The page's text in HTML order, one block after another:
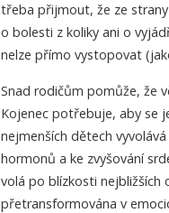
třeba přijmout, že ze
o bolesti z koliky ani o
nelze přímo vystopovat
Snad rodičům pomůže, že
Kojenec potřebuje, aby se
nejmenších dětech
hormonů a ke zvyšování
volá po blízkosti nejbližších
přetransformována v